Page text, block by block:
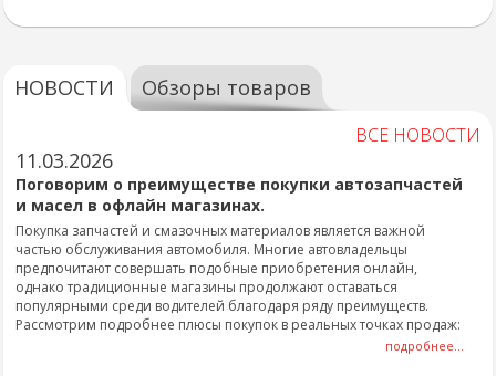
НОВОСТИ Обзоры товаров
ВСЕ НОВОСТИ
11.03.2026
Поговорим о преимуществе покупки автозапчастей
и масел в офлайн магазинах.
Покупка запчастей и смазочных материалов является важной
частью обслуживания автомобиля. Многие автовладельцы
предпочитают совершать подобные приобретения онлайн,
однако традиционные магазины продолжают оставаться
популярными среди водителей благодаря ряду преимуществ.
Рассмотрим подробнее плюсы покупок в реальных точках продаж:
подробнее...